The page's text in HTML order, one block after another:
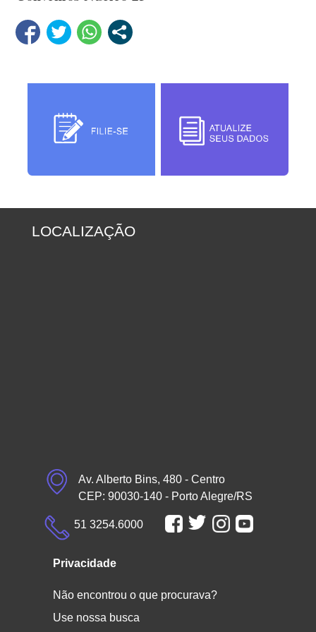
LOCALIZAÇÃO
Av. Alberto Bins, 480 - Centro
CEP: 90030-140 - Porto Alegre/RS
51 3254.6000
Privacidade
Não encontrou o que procurava?
Use nossa busca